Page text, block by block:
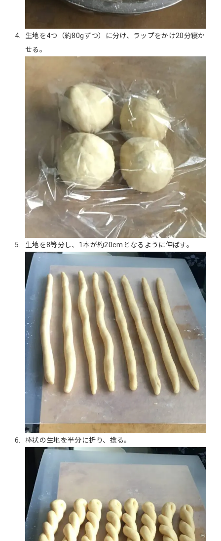
生地を4つ（約80gずつ）に分け、ラップをかけ20分寝か
せる。
生地を8等分し、1本が約20cmとなるように伸ばす。
棒状の生地を半分に折り、捻る。